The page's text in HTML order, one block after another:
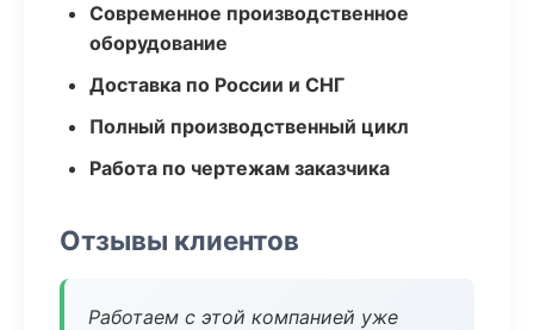
Современное производственное
оборудование
Доставка по России и СНГ
Полный производственный цикл
Работа по чертежам заказчика
Отзывы клиентов
Работаем с этой компанией уже